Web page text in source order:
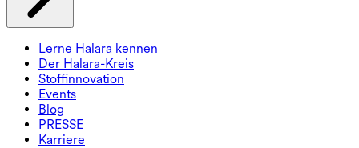
Lerne Halara kennen
Der Halara-Kreis
Stoffinnovation
Events
Blog
PRESSE
Karriere